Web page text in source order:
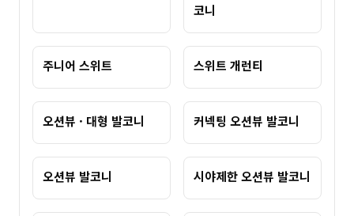
코니
주니어 스위트 스위트 개런티
오션뷰 · 대형 발코니 커넥팅 오션뷰 발코니
오션뷰 발코니 시야제한 오션뷰 발코니